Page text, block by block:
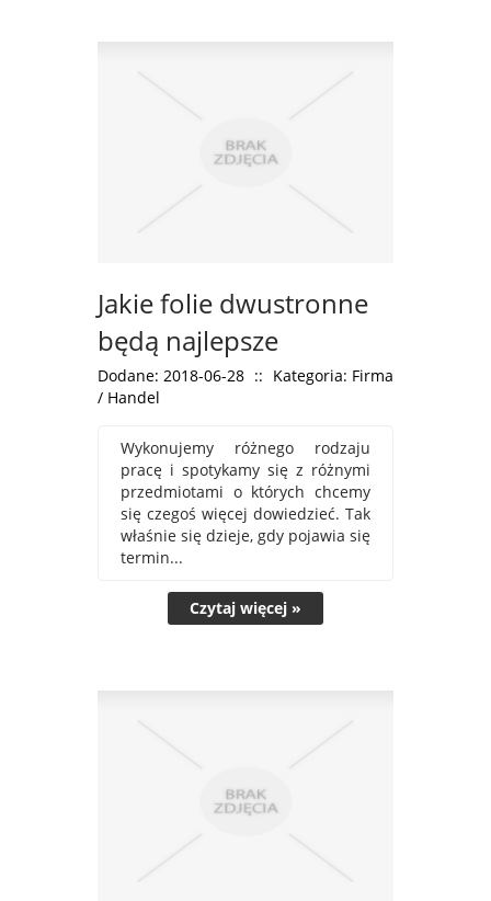
Jakie folie dwustronne
będą najlepsze
Dodane: 2018-06-28 :: Kategoria: Firma
/ Handel
Wykonujemy różnego rodzaju
pracę i spotykamy się z różnymi
przedmiotami o których chcemy
się czegoś więcej dowiedzieć. Tak
właśnie się dzieje, gdy pojawia się
termin...
Czytaj więcej »